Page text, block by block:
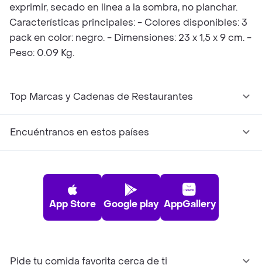
exprimir, secado en linea a la sombra, no planchar.
Características principales: - Colores disponibles: 3
pack en color: negro. - Dimensiones: 23 x 1,5 x 9 cm. -
Peso: 0.09 Kg.
Top Marcas y Cadenas de Restaurantes
Encuéntranos en estos países
App Store Google play AppGallery
Pide tu comida favorita cerca de ti